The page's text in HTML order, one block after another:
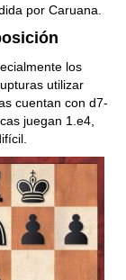
por Caruana.
los
utilizar
cuentan con d7-
juegan 1.e4,